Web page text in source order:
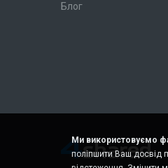
Блог
Ми використовуємо
поліпшити Ваш досвід